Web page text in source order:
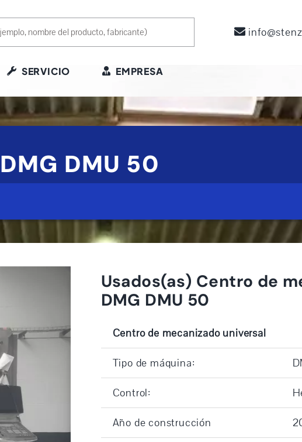
SERVICIO
EMPRESA
DMU 50
Usados(as) Centro de
DMG DMU 50
Centro de mecanizado universal
Tipo de máquina:
Control:
Año de construcción